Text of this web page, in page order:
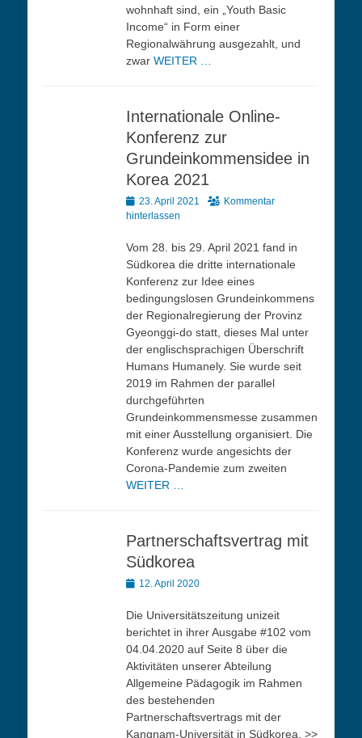
wohnhaft sind, ein „Youth Basic
Income“ in Form einer
Regionalwährung ausgezahlt, und
zwar WEITER …
Internationale Online-
Konferenz zur
Grundeinkommensidee in
Korea 2021
Veröffentlicht
am
23. April 2021
Kommentar
hinterlassen
Vom 28. bis 29. April 2021 fand in
Südkorea die dritte internationale
Konferenz zur Idee eines
bedingungslosen Grundeinkommens
der Regionalregierung der Provinz
Gyeonggi-do statt, dieses Mal unter
der englischsprachigen Überschrift
Humans Humanely. Sie wurde seit
2019 im Rahmen der parallel
durchgeführten
Grundeinkommensmesse zusammen
mit einer Ausstellung organisiert. Die
Konferenz wurde angesichts der
Corona-Pandemie zum zweiten
WEITER …
Partnerschaftsvertrag mit
Südkorea
Veröffentlicht
12. April 2020
Die Universitätszeitung unizeit
berichtet in ihrer Ausgabe #102 vom
04.04.2020 auf Seite 8 über die
Aktivitäten unserer Abteilung
Allgemeine Pädagogik im Rahmen
des bestehenden
Partnerschaftsvertrags mit der
Kangnam-Universität in Südkorea. >>